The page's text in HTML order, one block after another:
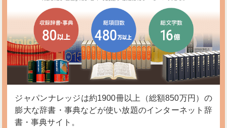
ジャパンナレッジは約1900冊以上（総額850万円）の
膨大な辞書・事典などが使い放題のインターネット辞
書・事典サイト。